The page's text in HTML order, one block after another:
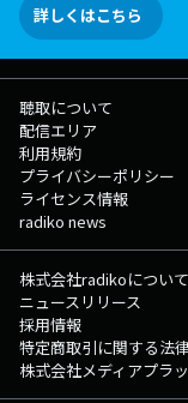
詳しくはこちら
聴取について
配信エリア
利用規約
プライバシーポリシー
ライセンス情報
radiko news
株式会社radikoについて
ニュースリリース
採用情報
特定商取引に関する法
株式会社メディアプラ